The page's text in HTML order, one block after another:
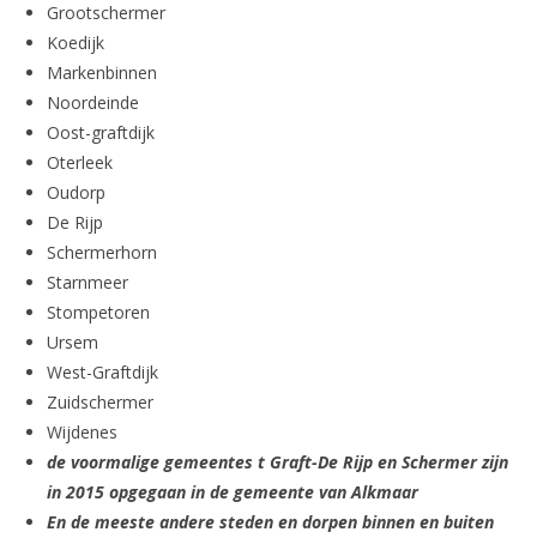
Grootschermer
Koedijk
Markenbinnen
Noordeinde
Oost-graftdijk
Oterleek
Oudorp
De Rijp
Schermerhorn
Starnmeer
Stompetoren
Ursem
West-Graftdijk
Zuidschermer
Wijdenes
de voormalige gemeentes t Graft-De Rijp en Schermer zijn
in 2015 opgegaan in de gemeente van Alkmaar
En de meeste andere steden en dorpen binnen en buiten